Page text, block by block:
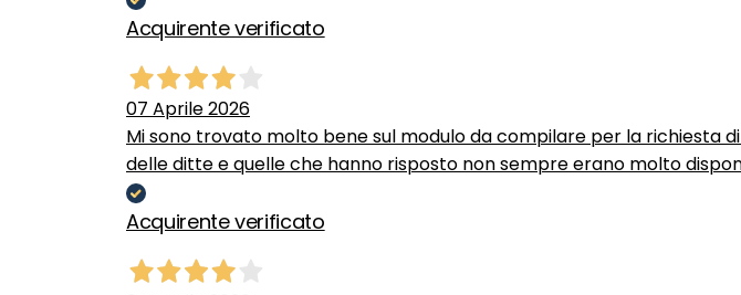
Acquirente verificato
07 Aprile 2026
Mi sono trovato molto bene sul modulo da compilare per la
delle ditte e quelle che hanno risposto non sempre erano molto
Acquirente verificato